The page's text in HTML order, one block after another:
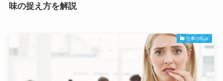
味の捉え方を解説
仕事の悩み